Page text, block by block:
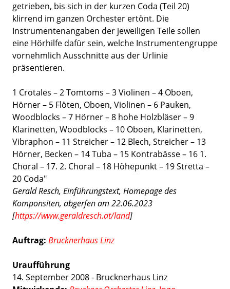
getrieben, bis sich in der kurzen Coda (Teil 20)
klirrend im ganzen Orchester ertönt. Die
Instrumentenangaben der jeweiligen Teile sollen
eine Hörhilfe dafür sein, welche Instrumentengruppe
vornehmlich Ausschnitte aus der Urlinie
präsentieren.
1 Crotales – 2 Tomtoms – 3 Violinen – 4 Oboen,
Hörner – 5 Flöten, Oboen, Violinen – 6 Pauken,
Woodblocks – 7 Hörner – 8 hohe Holzbläser – 9
Klarinetten, Woodblocks – 10 Oboen, Klarinetten,
Vibraphon – 11 Streicher – 12 Blech, Streicher – 13
Hörner, Becken – 14 Tuba – 15 Kontrabässe – 16 1.
Choral – 17. 2. Choral – 18 Höhepunkt – 19 Stretta –
20 Coda"
Gerald Resch, Einführungstext, Homepage des
Komponsiten, abgerfen am 22.06.2023
[https://www.geraldresch.at/land]
Auftrag: Brucknerhaus Linz
Uraufführung
14. September 2008 - Brucknerhaus Linz